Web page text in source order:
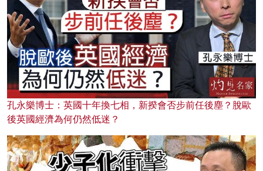
孔永樂博士：英國十年換七相，新揆會否步前任後塵？脫歐
後英國經濟為何仍然低迷？